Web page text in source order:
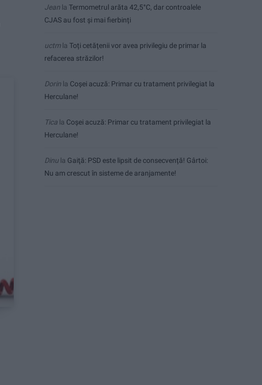
Jean la Termometrul arăta 42,5°C, dar controalele
CJAS au fost și mai fierbinți
uctmla Toți cetățenii vor avea privilegiu de primar la
refacerea străzilor!
Dorin la Coșei acuză: Primar cu tratament privilegiat la
Herculane!
Tica la Coșei acuză: Primar cu tratament privilegiat la
Herculane!
Dinu la Gaiţă: PSD este lipsit de consecvență! Gârtoi:
Nu am crescut în sisteme de aranjamente!